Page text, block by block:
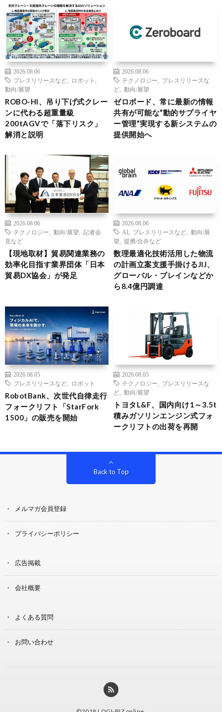
2026.08.06
プレスリリースなど
ロボット
動向/展望
ROBO-HI、吊り下げ式クレー
ンに代わる超重量級
200tAGVで「落下リスク」
解消と説明
2026.08.06
テクノロジー
プレスリリースな
ど
動向/展望
ゼロボード、常に最新の情報
共有が可能な“動的サプライヤ
ー管理”実現する新システムの
提供開始へ
2026.08.06
テクノロジー
動向/展望
記者会
見など
【現地取材】貿易関連業務の
効率化目指す業界団体「日本
貿易DX協会」が発足
2026.08.06
AI
プレスリリースなど
動向/展
望
提携/合弁など
数理最適化技術活用した物流
の計画立案支援手掛けるJIJ、
グローバル・ブレインなどか
ら8.4億円調達
2026.08.05
プレスリリースなど
ロボット
RobotBank、次世代自律走行
フォークリフト「StarFork
1500」の販売を開始
2026.08.05
テクノロジー
プレスリリースな
ど
動向/展望
トヨタL&F、国内向け1～3.5t
積みガソリンエンジン式フォ
ークリフトの出荷を再開
Back to Top
メルマガ会員登録
プライバシーポリシー
広告掲載
会社概要
よくある質問
お問い合わせ